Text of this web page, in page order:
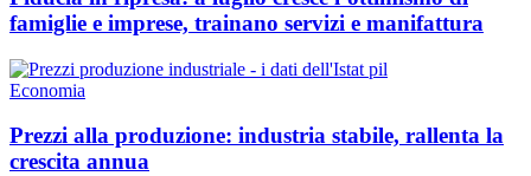
famiglie e imprese, trainano servizi e manifattura
Economia
Prezzi alla produzione: industria stabile, rallenta la
crescita annua